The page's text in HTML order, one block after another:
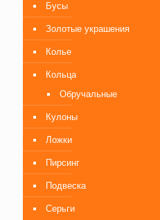
Бусы
Золотые украшения
Колье
Кольца
Обручальные
Кулоны
Ложки
Пирсинг
Подвеска
Серьги